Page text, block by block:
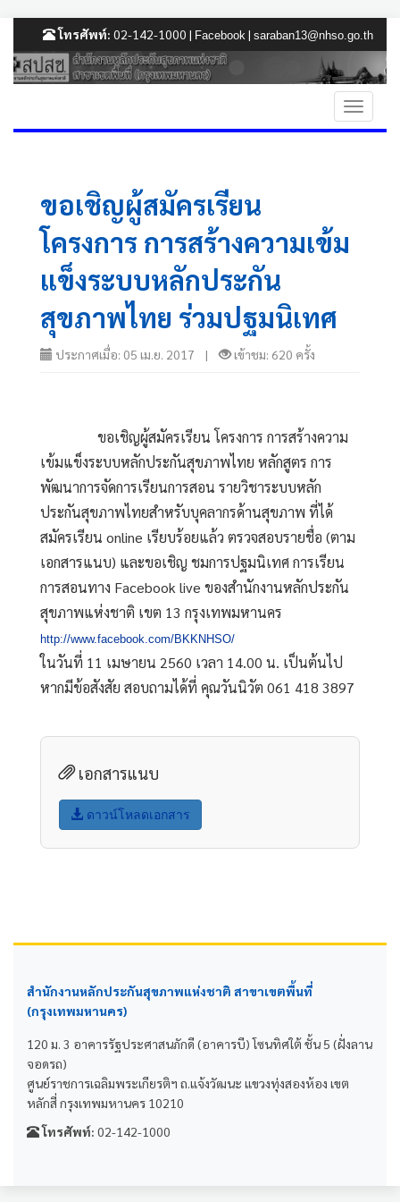
โทรศัพท์: 02-142-1000 | Facebook | saraban13@nhso.go.th
ขอเชิญผู้สมัครเรียน
โครงการ การสร้างความเข้ม
แข็งระบบหลักประกัน
สุขภาพไทย ร่วมปฐมนิเทศ
ประกาศเมื่อ: 05 เม.ย. 2017 | เข้าชม: 620 ครั้ง
เข้มแข็งระบบหลักประกันสุขภาพไทย หลักสูตร การ
พัฒนาการจัดการเรียนการสอน รายวิชาระบบหลัก
ประกันสุขภาพไทยสำหรับบุคลากรด้านสุขภาพ ที่ได้
สมัครเรียน online เรียบร้อยแล้ว ตรวจสอบรายชื่อ (ตาม
เอกสารแนบ) และขอเชิญ ชมการปฐมนิเทศ การเรียน
การสอนทาง Facebook live ของสำนักงานหลักประกัน
http://www.facebook.com/BKKNHSO/
ในวันที่ 11 เมษายน 2560 เวลา 14.00 น. เป็นต้นไป
เอกสารแนบ
ดาวน์โหลดเอกสาร
สำนักงานหลักประกันสุขภาพแห่งชาติ สาขาเขตพื้นที่
(กรุงเทพมหานคร)
120 ม. 3 อาคารรัฐประศาสนภักดี (อาคารบี) โซนทิศใต้ ชั้น 5 (ฝั่งลาน
จอดรถ)
ศูนย์ราชการเฉลิมพระเกียรติฯ ถ.แจ้งวัฒนะ แขวงทุ่งสองห้อง เขต
หลักสี่ กรุงเทพมหานคร 10210
โทรศัพท์: 02-142-1000